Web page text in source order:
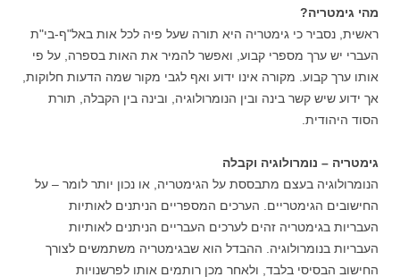
מהי גימטריה?
ראשית, נסביר כי גימטריה היא תורה שעל פיה לכל אות באל"ף-בי"ת
העברי יש ערך מספרי קבוע, ואפשר להמיר את האות בספרה, על פי
אותו ערך קבוע. מקורה אינו ידוע ואף לגבי מקור שמה הדעות חלוקות,
אך ידוע שיש קשר בינה ובין הנומרולוגיה, ובינה בין הקבלה, תורת
הסוד היהודית.
גימטריה – נומרולוגיה וקבלה
הנומרולוגיה בעצם מתבססת על הגימטריה, או נכון יותר לומר – על
החישובים הגימטריים. הערכים המספריים הניתנים לאותיות
העבריות בגימטריה זהים לערכים העבריים הניתנים לאותיות
העבריות בנומרולוגיה. ההבדל הוא שבגימטריה משתמשים לצורך
החישוב הבסיסי בלבד, ולאחר מכן רותמים אותו לפרשנויות